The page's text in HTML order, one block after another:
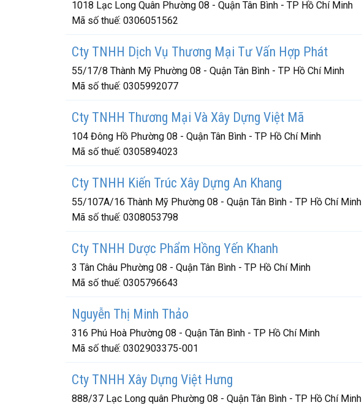
1018 Lạc Long Quân Phường 08 - Quận Tân Bình - TP Hồ Chí Minh
Mã số thuế: 0306051562
Cty TNHH Dịch Vụ Thương Mại Tư Vấn Hợp Phát
55/17/8 Thành Mỹ Phường 08 - Quận Tân Bình - TP Hồ Chí Minh
Mã số thuế: 0305992077
Cty TNHH Thương Mại Và Xây Dựng Việt Mã
104 Đông Hồ Phường 08 - Quận Tân Bình - TP Hồ Chí Minh
Mã số thuế: 0305894023
Cty TNHH Kiến Trúc Xây Dựng An Khang
55/107A/16 Thành Mỹ Phường 08 - Quận Tân Bình - TP Hồ Chí Minh
Mã số thuế: 0308053798
Cty TNHH Dược Phẩm Hồng Yến Khanh
3 Tân Châu Phường 08 - Quận Tân Bình - TP Hồ Chí Minh
Mã số thuế: 0305796643
Nguyễn Thị Minh Thảo
316 Phú Hoà Phường 08 - Quận Tân Bình - TP Hồ Chí Minh
Mã số thuế: 0302903375-001
Cty TNHH Xây Dựng Việt Hưng
888/37 Lạc Long quân Phường 08 - Quận Tân Bình - TP Hồ Chí Minh